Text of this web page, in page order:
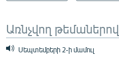
Առնչվող թեմաներով
Սեպտեմբերի 2-ի մամուլ